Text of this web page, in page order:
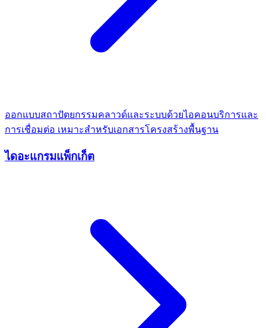
ออกแบบสถาปัตยกรรมคลาวด์และระบบด้วยไอคอนบริการและ
การเชื่อมต่อ เหมาะสำหรับเอกสารโครงสร้างพื้นฐาน
ไดอะแกรมแพ็กเก็ต